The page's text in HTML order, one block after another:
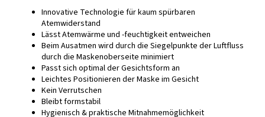
Innovative Technologie für kaum spürbaren
Atemwiderstand
Lässt Atemwärme und -feuchtigkeit entweichen
Beim Ausatmen wird durch die Siegelpunkte der Luftfluss
durch die Maskenoberseite minimiert
Passt sich optimal der Gesichtsform an
Leichtes Positionieren der Maske im Gesicht
Kein Verrutschen
Bleibt formstabil
Hygienisch & praktische Mitnahmemöglichkeit